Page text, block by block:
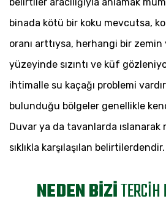
belirtiler aracılığıyla anlamak
binada kötü bir koku mevcutsa,
oranı arttıysa, herhangi bir
yüzeyinde sızıntı ve küf
ihtimalle su kaçağı problemi
bulunduğu bölgeler genellikle
Duvar ya da tavanlarda ıslanarak
sıklıkla karşılaşılan belirtilerdendir.
NEDEN BİZİ